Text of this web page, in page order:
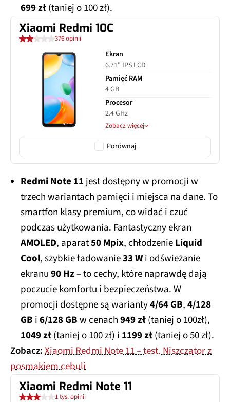
699 zł(taniej o 100 zł).
Xiaomi Redmi 10C
376 opinii
Ekran
6.71" IPS LCD
Pamięć RAM
4 GB
Procesor
2.4 GHz
Zobacz więcej
Porównaj
Redmi Note 11 jest dostępny w promocji w
trzech wariantach pamięci i miejsca na dane. To
smartfon klasy premium, co widać i czuć
podczas użytkowania. Fantastyczny ekran
AMOLED, aparat50 Mpix, chłodzenieLiquid
Cool, szybkie ładowanie33 Wi odświeżanie
ekranu90 Hz– to cechy, które naprawdę dają
poczucie komfortu i bezpieczeństwa. W
promocji dostępne są warianty4/64 GB,4/128
GB i6/128 GBw cenach949 zł(taniej o 100zł),
1049 zł(taniej o 100 zł) i 1199 zł(taniej o 50 zł).
Zobacz:Xiaomi Redmi Note 11 – test. Niszczator z
posmakiem cebuli
Xiaomi Redmi Note 11
1 tys. opinii